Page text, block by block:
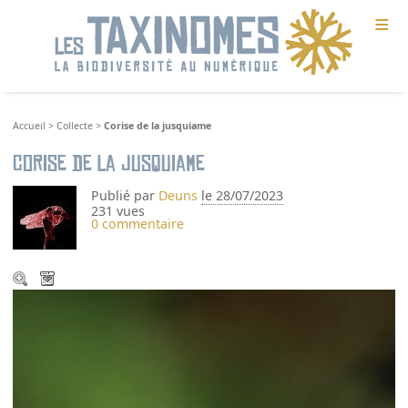
≡
Accueil >Collecte >Corise de la jusquiame
Corise de la jusquiame
Publié par Deuns le 28/07/2023
231 vues
0 commentaire